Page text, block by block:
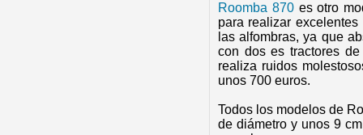
Roomba 870 es otro
para realizar
las alfombras, ya que
con dos es tractores
realiza ruidos
unos 700 euros.
Todos los modelos de
de diámetro y unos 9